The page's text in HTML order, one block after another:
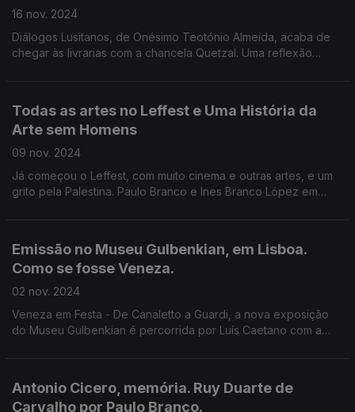
16 nov. 2024
Diálogos Lusitanos, de Onésimo Teotónio Almeida, acaba de
chegar às livrarias com a chancela Quetzal. Uma reflexão
Todas as artes no Leffest e Uma História da
Arte sem Homens
09 nov. 2024
Já começou o Leffest, com muito cinema e outras artes, e um
grito pela Palestina. Paulo Branco e Ines Branco López em
Emissão no Museu Gulbenkian, em Lisboa.
Como se fosse Veneza.
02 nov. 2024
Veneza em Festa - De Canaletto a Guardi, a nova exposição
do Museu Gulbenkian é percorrida por Luís Caetano com a
Antonio Cicero, memória. Ruy Duarte de
Carvalho por Paulo Branco.